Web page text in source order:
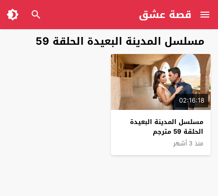
قصة عشق
مسلسل المدينة البعيدة الحلقة 59
02:16:18
مسلسل المدينة البعيدة
الحلقة 59 مترجم
منذ 3 أشهر